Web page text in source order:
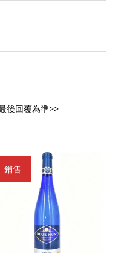
後回覆為準>>
銷售